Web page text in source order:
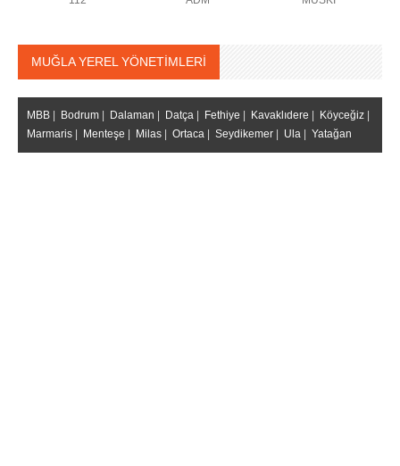
MUĞLA YEREL YÖNETİMLERİ
MBB Bodrum Dalaman Datça Fethiye Kavaklıdere Köyceğiz
Marmaris
Menteşe Milas Ortaca Seydikemer Ula Yatağan